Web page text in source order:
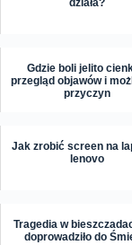
działa?
Gdzie boli jelito
przegląd objawów i
przyczyn
Jak zrobić screen na
lenovo
Tragedia w
doprowadziło do